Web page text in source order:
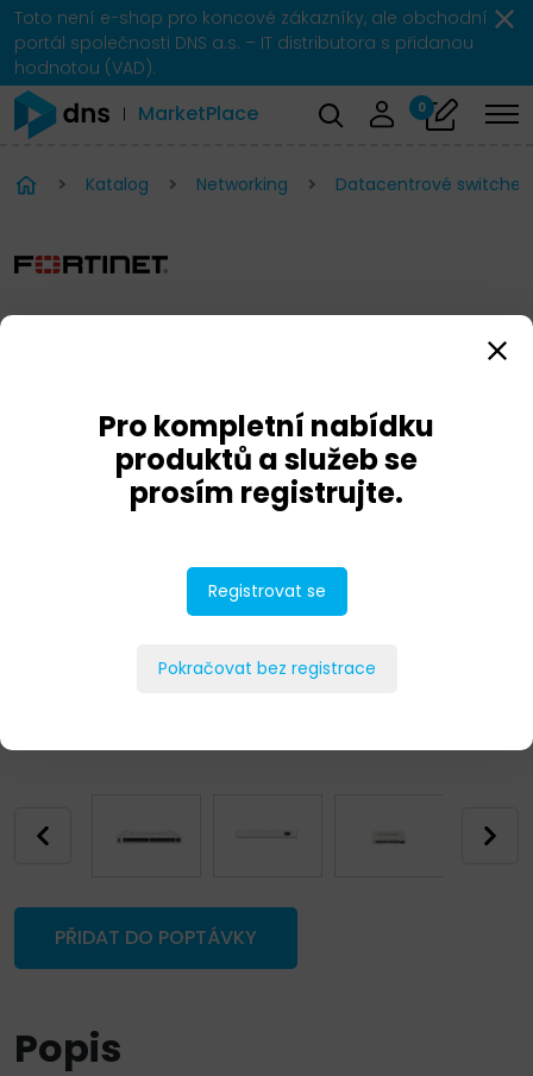
Toto není e-shop pro koncové zákazníky, ale obchodní
portál společnosti DNS a.s. – IT distributora s přidanou
hodnotou (VAD).
MarketPlace 0
Katalog Networking Datacentrové switche
PŘIDAT DO POPTÁVKY
Popis
Pro kompletní nabídku
produktů a služeb se
prosím registrujte.
Registrovat se
Pokračovat bez registrace